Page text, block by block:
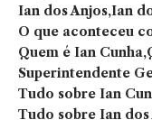
Ian dos Anjos Ian
O que aconteceu
Quem é Ian Cunha
Superintendente
Tudo sobre Ian
Tudo sobre Ian dos